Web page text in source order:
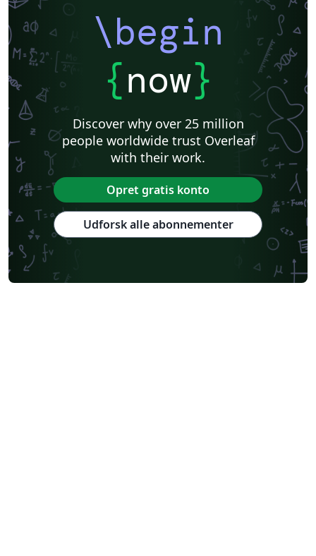
\begin
{now}
Discover why over 25 million
people worldwide trust Overleaf
with their work.
Opret gratis konto
Udforsk alle abonnementer